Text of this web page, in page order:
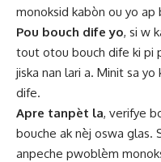
monoksid kabòn ou yo ap
Pou bouch dife yo, si w
tout otou bouch dife ki pi
jiska nan lari a. Minit sa
dife.
Apre tanpèt la, verifye
bouche ak nèj oswa glas.
anpeche pwoblèm